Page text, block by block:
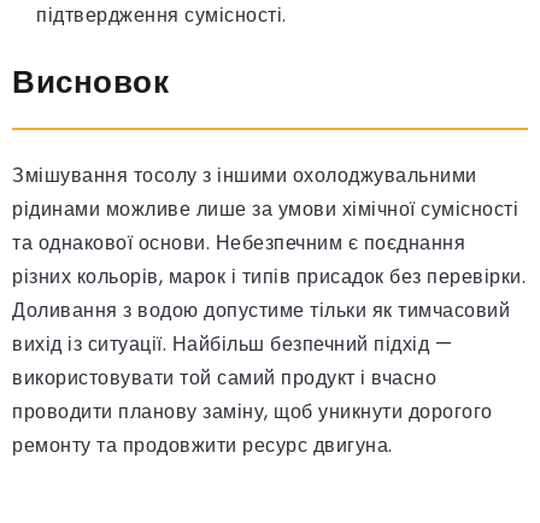
підтвердження сумісності.
Висновок
Змішування тосолу з іншими охолоджувальними
рідинами можливе лише за умови хімічної сумісності
та однакової основи. Небезпечним є поєднання
різних кольорів, марок і типів присадок без перевірки.
Доливання з водою допустиме тільки як тимчасовий
вихід із ситуації. Найбільш безпечний підхід —
використовувати той самий продукт і вчасно
проводити планову заміну, щоб уникнути дорогого
ремонту та продовжити ресурс двигуна.